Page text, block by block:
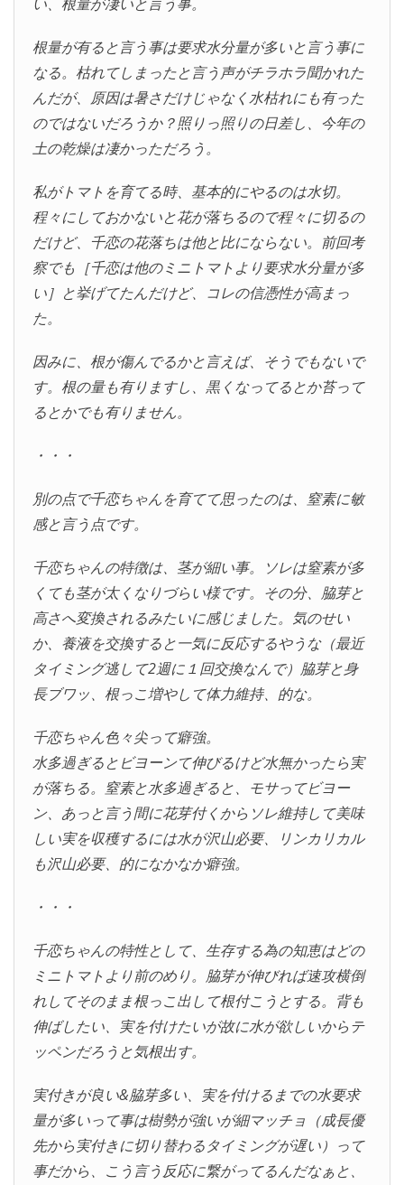
根量が有ると言う事は要求水分量が多いと言う事に
なる。枯れてしまったと言う声がチラホラ聞かれた
んだが、原因は暑さだけじゃなく水枯れにも有った
のではないだろうか？照りっ照りの日差し、今年の
土の乾燥は凄かっただろう。
私がトマトを育てる時、基本的にやるのは水切。
程々にしておかないと花が落ちるので程々に切るの
だけど、千恋の花落ちは他と比にならない。前回考
察でも［千恋は他のミニトマトより要求水分量が多
い］と挙げてたんだけど、コレの信憑性が高まっ
た。
因みに、根が傷んでるかと言えば、そうでもないで
す。根の量も有りますし、黒くなってるとか苔って
るとかでも有りません。
・・・
別の点で千恋ちゃんを育てて思ったのは、窒素に敏
感と言う点です。
千恋ちゃんの特徴は、茎が細い事。ソレは窒素が多
くても茎が太くなりづらい様です。その分、脇芽と
高さへ変換されるみたいに感じました。気のせい
か、養液を交換すると一気に反応するやうな（最近
タイミング逃して2週に１回交換なんで）脇芽と身
長ブワッ、根っこ増やして体力維持、的な。
千恋ちゃん色々尖って癖強。
水多過ぎるとビヨーンて伸びるけど水無かったら実
が落ちる。窒素と水多過ぎると、モサってビヨー
ン、あっと言う間に花芽付くからソレ維持して美味
しい実を収穫するには水が沢山必要、リンカリカル
も沢山必要、的になかなか癖強。
・・・
千恋ちゃんの特性として、生存する為の知恵はどの
ミニトマトより前のめり。脇芽が伸びれば速攻横倒
れしてそのまま根っこ出して根付こうとする。背も
伸ばしたい、実を付けたいが故に水が欲しいからテ
ッペンだろうと気根出す。
実付きが良い&脇芽多い、実を付けるまでの水要求
量が多いって事は樹勢が強いが細マッチョ（成長優
先から実付きに切り替わるタイミングが遅い）って
事だから、こう言う反応に繋がってるんだなぁと、